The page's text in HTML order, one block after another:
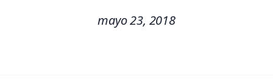
mayo 23, 2018